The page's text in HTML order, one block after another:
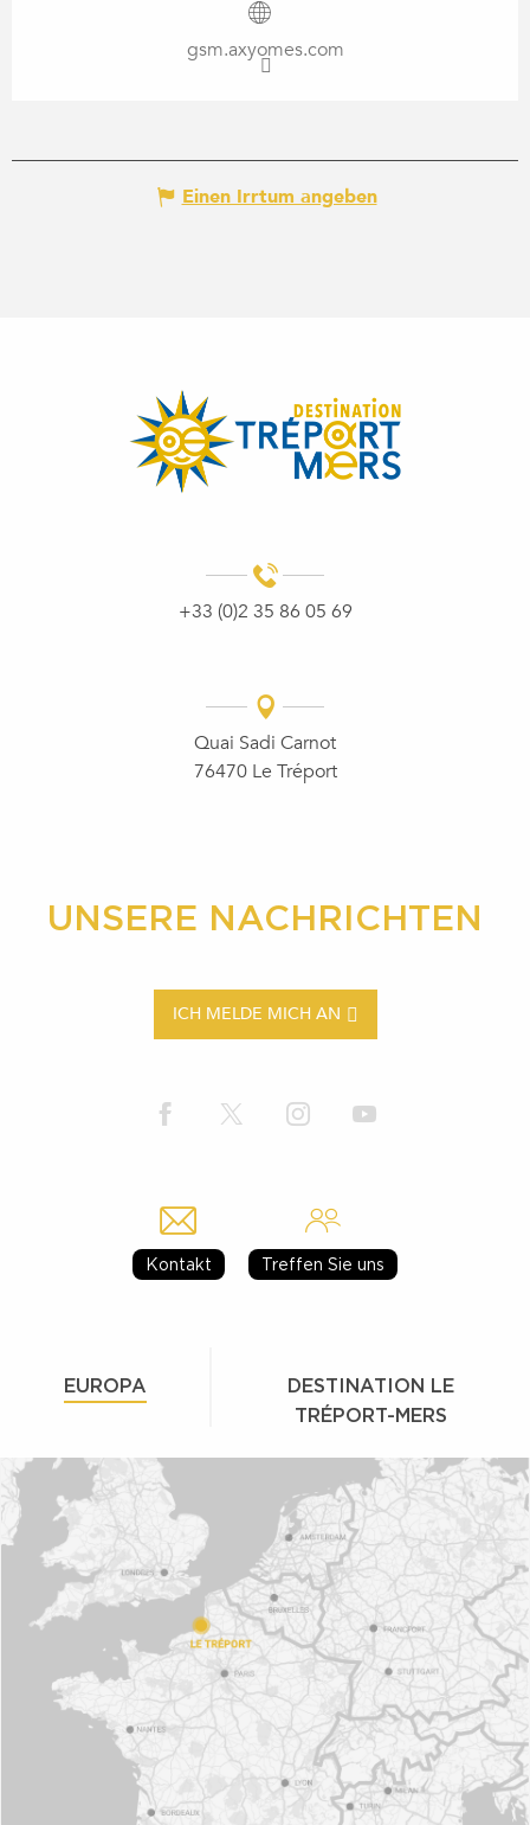
gsm.axyomes.com
Einen Irrtum angeben
+33 (0)2 35 86 05 69
Quai Sadi Carnot
76470 Le Tréport
UNSERE NACHRICHTEN
ICH MELDE MICH AN
Kontakt Treffen Sie uns
EUROPA
DESTINATION LE
TRÉPORT-MERS